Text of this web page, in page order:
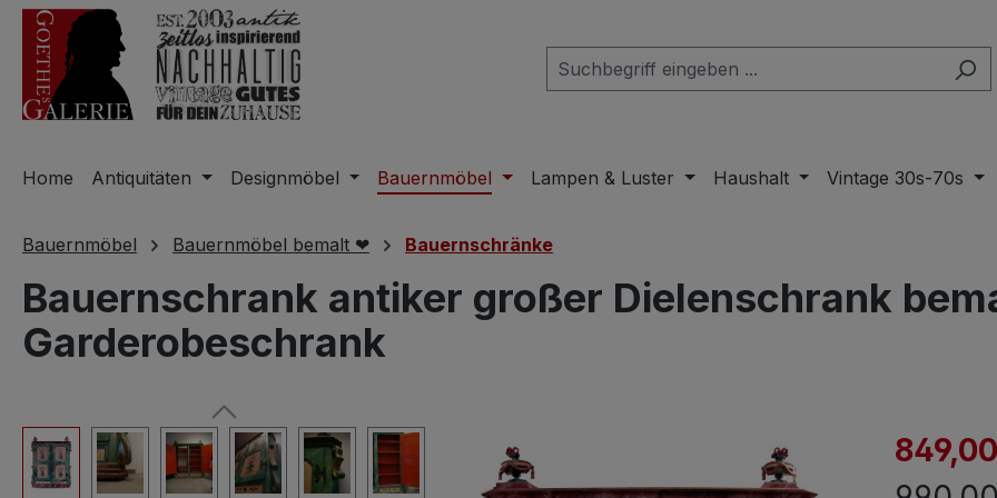
Hauptinhalt springen
Zur Suche springen
Zur Hauptnavigation springen
Home Antiquitäten Designmöbel Bauernmöbel Lampen & Luster Haushalt Vintage 30s-70s
Bauernmöbel Bauernmöbel bemalt ❤ Bauernschränke
Bauernschrank antiker großer Dielenschrank
Garderobeschrank